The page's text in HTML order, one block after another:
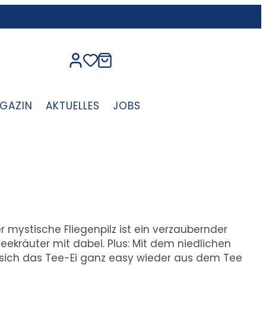
AKTUELLES JOBS
Fliegenpilz ist ein verzaubernder
mit dabei. Plus: Mit dem niedlichen
das Tee-Ei ganz easy wieder aus dem Tee